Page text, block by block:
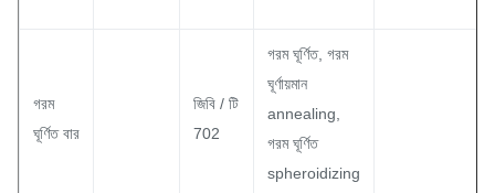
গরম
ঘূর্ণিত বার
জিবি / টি
702
গরম ঘূর্ণিত, গরম
ঘূর্ণায়মান
annealing,
গরম ঘূর্ণিত
spheroidizing